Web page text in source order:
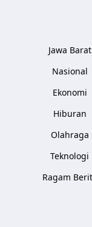
Jawa Barat
Nasional
Ekonomi
Hiburan
Olahraga
Teknologi
Ragam